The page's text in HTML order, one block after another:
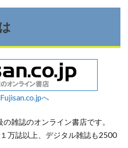
へ
雑誌のオンライン書店です。
万誌以上、デジタル雑誌も2500